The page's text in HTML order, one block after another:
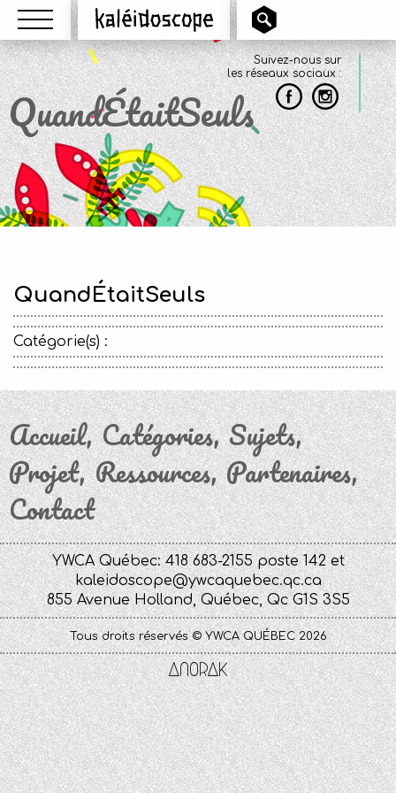
Menu Kaléidoscope
Suivez-nous sur
les réseaux sociaux :
QuandÉtaitSeuls
QuandÉtaitSeuls
Catégorie(s) :
Accueil Catégories Sujets
Projet Ressources Partenaires
Contact
YWCA Québec: 418 683-2155 poste 142 et
kaleidoscope@ywcaquebec.qc.ca
855 Avenue Holland, Québec, Qc G1S 3S5
Tous droits réservés © YWCA QUÉBEC 2026
Anorak
Studio